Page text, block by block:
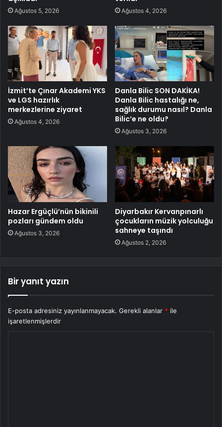
Ağustos 5, 2026 Ağustos 4, 2026
İzmit’te Çınar Akademi YKS
ve LGS hazırlık
merkezlerine ziyaret
Ağustos 4, 2026
Danla Bilic SON DAKİKA!
Danla Bilic hastalığı ne,
sağlık durumu nasıl? Danla
Bilic’e ne oldu?
Ağustos 3, 2026
Hazar Ergüçlü’nün bikinili
pozları gündem oldu
Ağustos 3, 2026
Diyarbakır Kervanpınarlı
çocukların müzik yolculuğu
sahneye taşındı
Ağustos 2, 2026
Bir yanıt yazın
E-posta adresiniz yayınlanmayacak. Gerekli alanlar * ile
işaretlenmişlerdir